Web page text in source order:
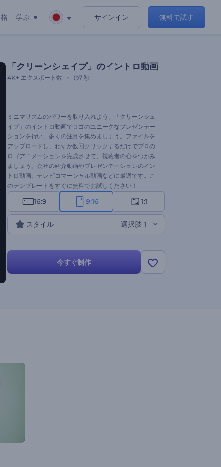
学ぶ サインイン 無料で試す
「クリーンシェイプ」のイントロ動画
4K+ エクスポート数 7 秒
ミニマリズムのパワーを取り入れよう。「クリーンシェ
イプ」のイントロ動画でロゴのユニークなプレゼンテー
ションを行い、多くの注目を集めましょう。ファイルを
アップロードし、わずか数回クリックするだけでプロの
ロゴアニメーションを完成させて、視聴者の心をつかみ
ましょう。会社の紹介動画やプレゼンテーションのイン
トロ動画、テレビコマーシャル動画などに最適です。こ
のテンプレートをすぐに無料でお試しください！
16:9 9:16 1:1
スタイル 選択肢 1
今すぐ制作